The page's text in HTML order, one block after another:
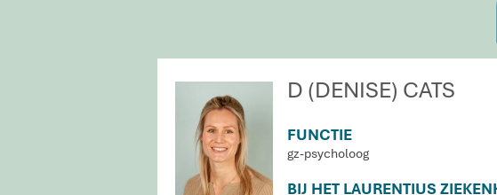
D (DENISE) CATS
FUNCTIE
gz-psycholoog
BIJ HET LAURENTIUS